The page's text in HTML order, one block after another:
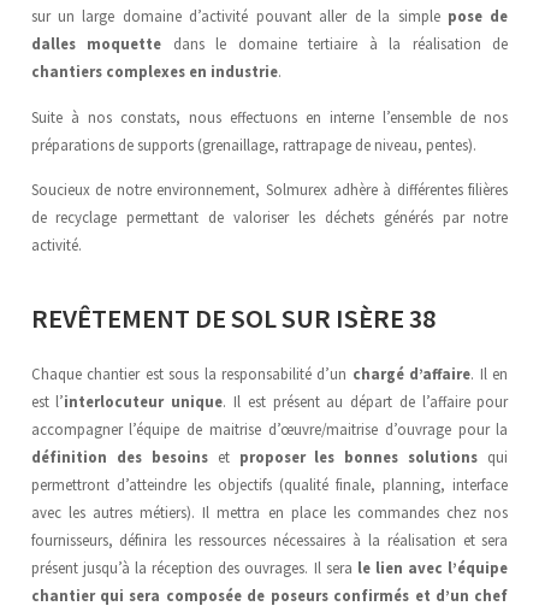
sur un large domaine d’activité pouvant aller de la simple pose de
dalles moquette dans le domaine tertiaire à la réalisation de
chantiers complexes en industrie.
Suite à nos constats, nous effectuons en interne l’ensemble de nos
préparations de supports (grenaillage, rattrapage de niveau, pentes).
Soucieux de notre environnement, Solmurex adhère à différentes filières
de recyclage permettant de valoriser les déchets générés par notre
activité.
REVÊTEMENT DE SOL SUR ISÈRE 38
Chaque chantier est sous la responsabilité d’un chargé d’affaire. Il en
est l’interlocuteur unique. Il est présent au départ de l’affaire pour
accompagner l’équipe de maitrise d’œuvre/maitrise d’ouvrage pour la
définition des besoinset proposer les bonnes solutions qui
permettront d’atteindre les objectifs (qualité finale, planning, interface
avec les autres métiers). Il mettra en place les commandes chez nos
fournisseurs, définira les ressources nécessaires à la réalisation et sera
présent jusqu’à la réception des ouvrages. Il sera le lien avec l’équipe
chantier qui sera composée de poseurs confirmés et d’un chef